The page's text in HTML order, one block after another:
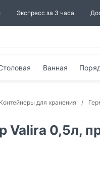
Экспресс за 3 часа
Ванная
Контейнеры для хранения
Valira 0,5л,